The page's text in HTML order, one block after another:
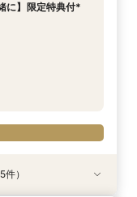
に】限定特典付*
）